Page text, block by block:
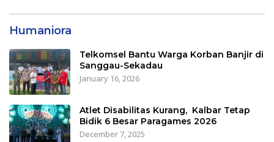
Humaniora
Telkomsel Bantu Warga Korban Banjir di
Sanggau-Sekadau
January 16, 2026
Atlet Disabilitas Kurang, Kalbar Tetap
Bidik 6 Besar Paragames 2026
December 7, 2025